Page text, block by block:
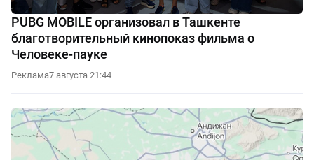
PUBG MOBILE организовал в Ташкенте
благотворительный кинопоказ фильма о
Человеке-пауке
Реклама7 августа 21:44